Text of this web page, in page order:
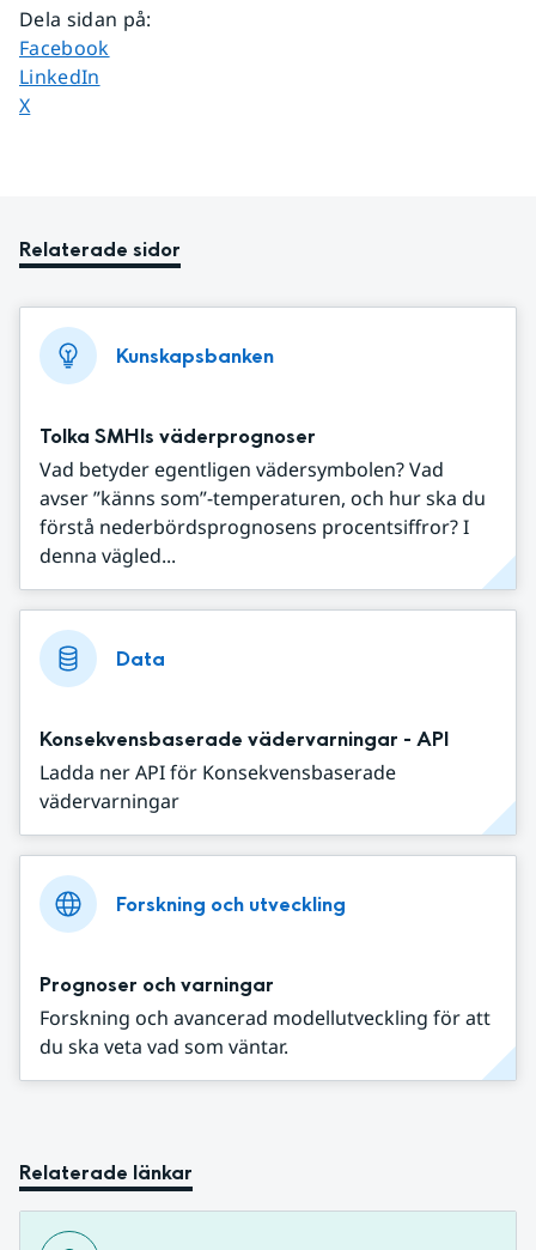
Dela sidan på:
Dela sidan på
Facebook
Dela sidan på
LinkedIn
Dela sidan på
X
Relaterade sidor
Kunskapsbanken
Tolka SMHIs väderprognoser
Vad betyder egentligen vädersymbolen? Vad
avser ”känns som”-temperaturen, och hur ska du
förstå nederbördsprognosens procentsiffror? I
denna vägled...
Data
Konsekvensbaserade vädervarningar - API
Ladda ner API för Konsekvensbaserade
vädervarningar
Forskning och utveckling
Prognoser och varningar
Forskning och avancerad modellutveckling för att
du ska veta vad som väntar.
Relaterade länkar